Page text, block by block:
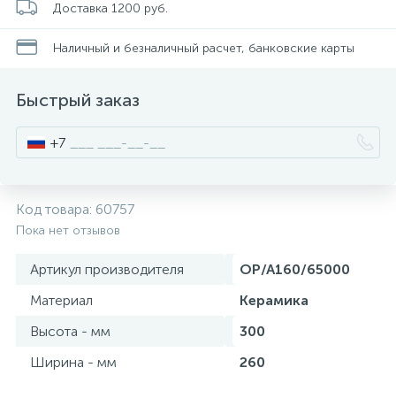
Доставка 1200 руб.
Наличный и безналичный расчет, банковские карты
Быстрый заказ
+7
Код товара: 60757
Пока нет отзывов
Артикул производителя
OP/A160/65000
Материал
Керамика
Высота - мм
300
Ширина - мм
260
Писсуары
Душевые трапы
Аксессуары для ванной